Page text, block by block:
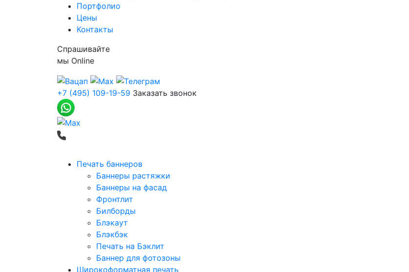
Портфолио
Цены
Контакты
Спрашивайте
мы Online
+7 (495) 109-19-59 Заказать звонок
Печать баннеров
Баннеры растяжки
Баннеры на фасад
Фронтлит
Билборды
Блэкаут
Блэкбэк
Печать на Бэклит
Баннер для фотозоны
Широкоформатная печать